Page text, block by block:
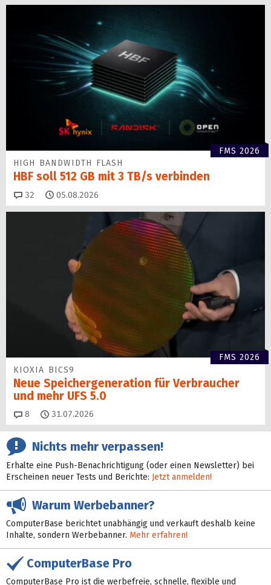
FMS 2026
HIGH BANDWIDTH FLASH
HBF soll 512 GB mit 3 TB/s verbinden
32 Kommentare
05.08.2026
FMS 2026
KIOXIA BICS9
Neue Speichergen­eration für Verbraucher
und mehr UFS 5.0
8 Kommentare
31.07.2026
Nichts mehr verpassen!
Erhalte eine Push-Benachrichtigung (oder einen Newsletter) bei
Erscheinen neuer Tests und Berichte: Jetzt anmelden!
Warum Werbebanner?
ComputerBase berichtet unabhängig und verkauft deshalb keine
Inhalte, sondern Werbebanner. Mehr erfahren!
ComputerBase Pro
ComputerBase Pro ist die werbefreie, schnelle, flexible und